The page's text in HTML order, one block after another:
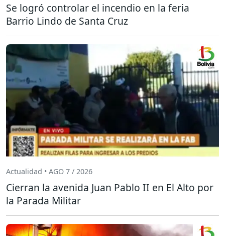
Se logró controlar el incendio en la feria
Barrio Lindo de Santa Cruz
Actualidad • AGO 7 / 2026
Cierran la avenida Juan Pablo II en El Alto por
la Parada Militar